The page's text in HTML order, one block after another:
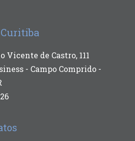
Vicente de Castro, 111
- Campo Comprido -